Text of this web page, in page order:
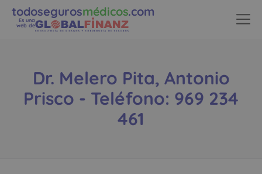
todosegurosmédicos.com
Es una
web de
Dr. Melero Pita, Antonio
Prisco - Teléfono: 969 234
461